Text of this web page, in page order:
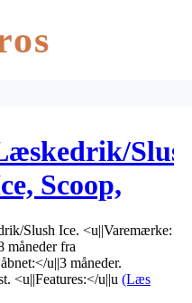
Scoop,
jordbær/
Slush Ice. <u||Varemærke:
måneder fra
u||3 måneder.
<u||Features:</u||u (Læs